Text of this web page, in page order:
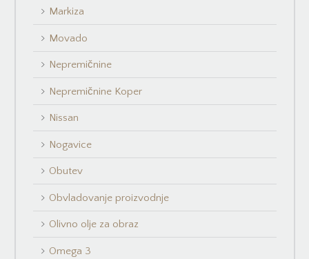
Markiza
Movado
Nepremičnine
Nepremičnine Koper
Nissan
Nogavice
Obutev
Obvladovanje proizvodnje
Olivno olje za obraz
Omega 3